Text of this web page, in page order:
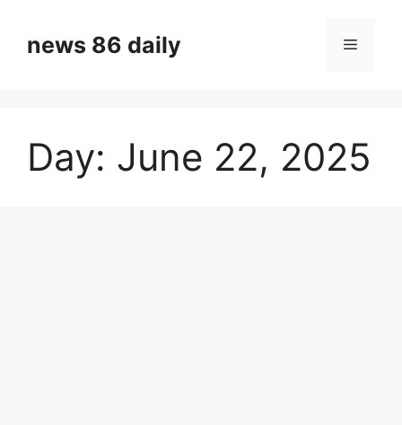
contentnews 86 daily Menu
Day: June 22, 2025